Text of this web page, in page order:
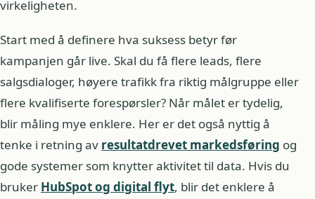
virkeligheten.
Start med å definere hva suksess betyr før
kampanjen går live. Skal du få flere leads, flere
salgsdialoger, høyere trafikk fra riktig målgruppe eller
flere kvalifiserte forespørsler? Når målet er tydelig,
blir måling mye enklere. Her er det også nyttig å
tenke i retning av resultatdrevet markedsføring og
gode systemer som knytter aktivitet til data. Hvis du
bruker HubSpot og digital flyt, blir det enklere å